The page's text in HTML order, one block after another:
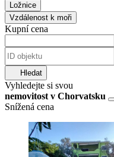
Ložnice
Vzdálenost k moři
Kupní cena
Hledat
Vyhledejte si svou
nemovitost v Chorvatsku
Snížená cena